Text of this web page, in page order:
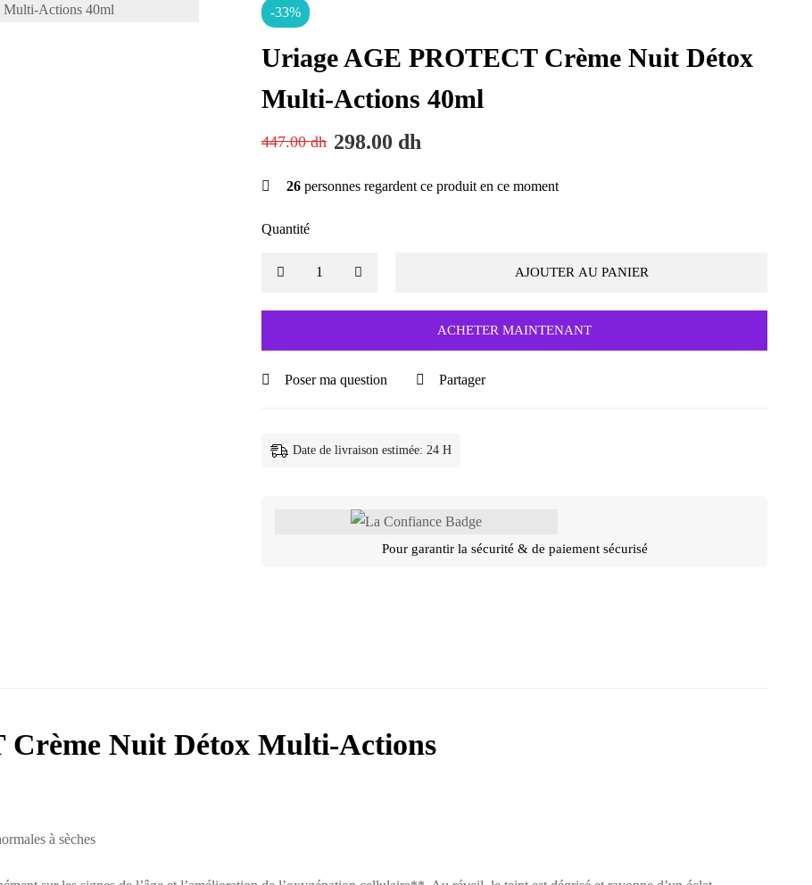
-33%
Uriage AGE PROTECT Crème Nuit Détox
Multi-Actions 40ml
447.00dh 298.00 dh
26 personnes regardent ce produit en ce moment
Quantité
AJOUTER AU PANIER
ACHETER MAINTENANT
Poser ma question Partager
Date de livraison estimée: 24 H
Pour garantir la sécurité & de paiement sécurisé
Nuit Détox Multi-Actions
à sèches